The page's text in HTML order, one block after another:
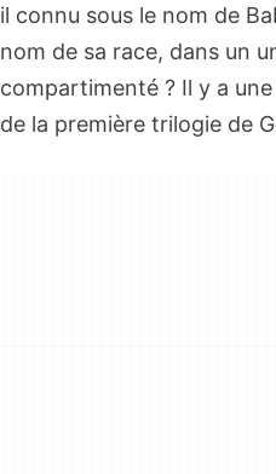
il connu sous le nom de
nom de sa race, dans un
compartimenté ? Il y a
de la première trilogie de